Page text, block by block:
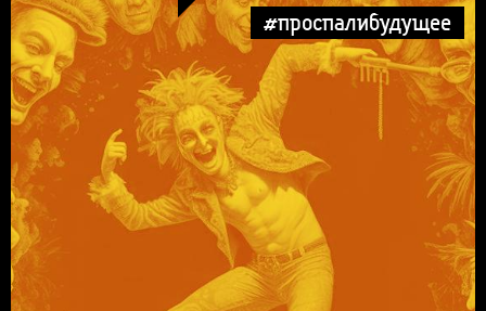
#проспалибудущее